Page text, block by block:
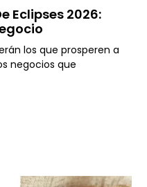
Eclipses 2026:
los que prosperen a
negocios que